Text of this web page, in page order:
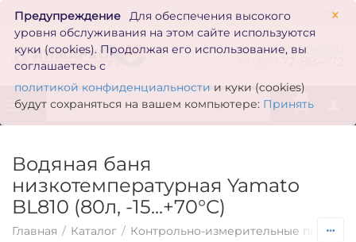
×
Предупреждение
Для обеспечения высокого
уровня обслуживания на этом сайте используются
куки (cookies). Продолжая его использование, вы
соглашаетесь с
политикой конфиденциальности и куки (cookies)
будут сохраняться на вашем компьютере: Принять
zakaz@inmarkon.ru
0
Водяная баня
низкотемпературная Yamato
BL810 (80л, -15...+70°С)
Главная / Каталог / Контрольно-измерительные